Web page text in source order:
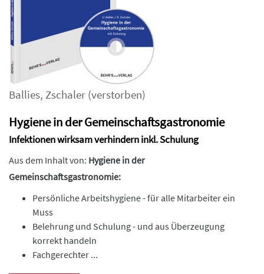
Ballies, Zschaler (verstorben)
Hygiene in der Gemeinschaftsgastronomie
Infektionen wirksam verhindern inkl. Schulung
Aus dem Inhalt von: Hygiene in der
Gemeinschaftsgastronomie:
Persönliche Arbeitshygiene - für alle Mitarbeiter ein
Muss
Belehrung und Schulung - und aus Überzeugung
korrekt handeln
Fachgerechter ...